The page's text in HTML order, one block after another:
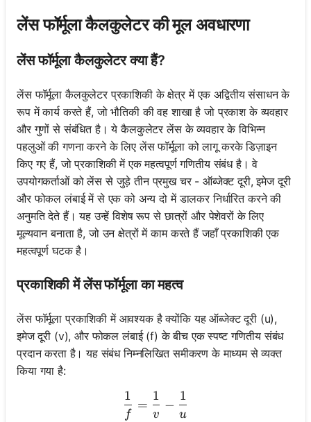
लेंस फॉर्मूला कैलकुलेटर की मूल अवधारणा
लेंस फॉर्मूला कैलकुलेटर क्या हैं?
लेंस फॉर्मूला कैलकुलेटर प्रकाशिकी के क्षेत्र में एक अद्वितीय संसाधन के
रूप में कार्य करते हैं, जो भौतिकी की वह शाखा है जो प्रकाश के व्यवहार
और गुणों से संबंधित है। ये कैलकुलेटर लेंस के व्यवहार के विभिन्न
पहलुओं की गणना करने के लिए लेंस फॉर्मूला को लागू करके डिज़ाइन
किए गए हैं, जो प्रकाशिकी में एक महत्वपूर्ण गणितीय संबंध है। वे
उपयोगकर्ताओं को लेंस से जुड़े तीन प्रमुख चर - ऑब्जेक्ट दूरी, इमेज दूरी
और फोकल लंबाई में से एक को अन्य दो में डालकर निर्धारित करने की
अनुमति देते हैं। यह उन्हें विशेष रूप से छात्रों और पेशेवरों के लिए
मूल्यवान बनाता है, जो उन क्षेत्रों में काम करते हैं जहाँ प्रकाशिकी एक
महत्वपूर्ण घटक है।
प्रकाशिकी में लेंस फॉर्मूला का महत्व
लेंस फॉर्मूला प्रकाशिकी में आवश्यक है क्योंकि यह ऑब्जेक्ट दूरी (u),
इमेज दूरी (v), और फोकल लंबाई (f) के बीच एक स्पष्ट गणितीय संबंध
प्रदान करता है। यह संबंध निम्नलिखित समीकरण के माध्यम से व्यक्त
किया गया है:
\frac{1}{f} = \frac{1}{v}
f
1
=
v
1
−
u
1